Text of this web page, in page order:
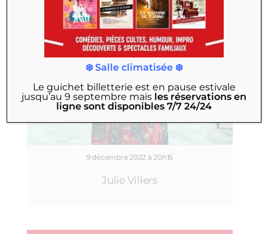
9 décembre 2022 à 20h15
Julie Villers
❄️ Salle climatisée ❄️
Le guichet billetterie est en pause estivale
jusqu’au 9 septembre mais les réservations en
ligne sont disponibles 7/7 24/24